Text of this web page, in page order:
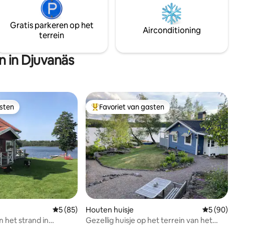
u gaan vissen,
en maak
met ons.
zonsondergangen en herinneringen
Gratis parkeren op het
terrein
Airconditioning
in Djuvanäs
Gemiddelde beoordeling van 5 op 5, 85 recensies
5 (85)
het strand in
Topfavoriet van gasten
Favoriet van gasten
Houten huisje Gemiddelde
5 (90)
Gezellig huisje op het terrein van het